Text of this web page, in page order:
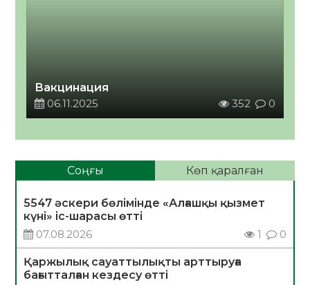
Вакцинация
06.11.2025
352 0
Соңғы Көп қаралған
5547 әскери бөлімінде «Алғашқы қызмет
күні» іс-шарасы өтті
07.08.2026
1 0
Қаржылық сауаттылықты арттыруға
бағытталған кездесу өтті